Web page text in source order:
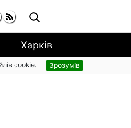
Харків
cookie. Зрозумів